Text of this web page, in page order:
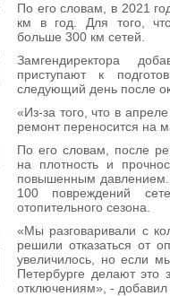
По его словам, в 2021
км в год. Для того,
больше 300 км сетей.
Замгендиректора
приступают к
следующий день после
«Из-за того, что в
ремонт переносится на
По его словам, после
на плотность и
повышенным давлением.
100 повреждений
отопительного сезона.
«Мы разговаривали с
решили отказаться от
увеличилось, но если
Петербурге делают это
отключениям», - добавил